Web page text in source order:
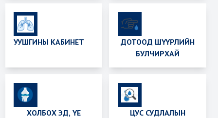
УУШГИНЫ КАБИНЕТ
ДОТООД ШҮҮРЛИЙН
БУЛЧИРХАЙ
ХОЛБОХ ЭД, ҮЕ
ЦУС СУДЛАЛЫН